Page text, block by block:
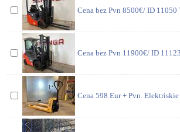
Cena bez Pvn 8500€/ ID
Cena bez Pvn 11900€/ ID
Cena 598 Eur + Pvn.